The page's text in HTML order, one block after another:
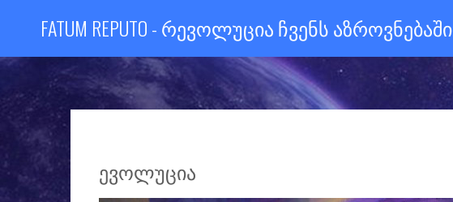
FATUM REPUTO - ᲠᲔᲕᲝᲚᲣᲪᲘᲐ ᲩᲕᲔᲜᲡ ᲐᲖᲠᲝᲕᲜᲔᲑᲐᲨᲘ
ᲔᲕᲝᲚᲣᲪᲘᲐ